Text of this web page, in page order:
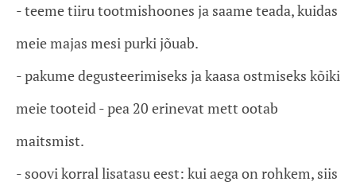
- teeme tiiru tootmishoones ja saame teada, kuidas
meie majas mesi purki jõuab.
- pakume degusteerimiseks ja kaasa ostmiseks kõiki
meie tooteid - pea 20 erinevat mett ootab
maitsmist.
- soovi korral lisatasu eest: kui aega on rohkem, siis